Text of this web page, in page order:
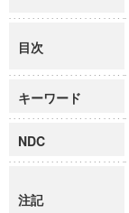
目次
キーワード
NDC
注記